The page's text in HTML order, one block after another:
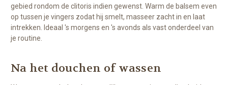
gebied rondom de clitoris indien gewenst. Warm de balsem even
op tussen je vingers zodat hij smelt, masseer zacht in en laat
intrekken. Ideaal 's morgens en 's avonds als vast onderdeel van
je routine.
Na het douchen of wassen